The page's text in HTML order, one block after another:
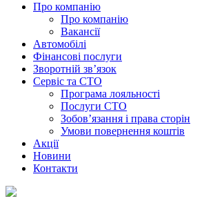
Про компанію
Про компанію
Вакансії
Автомобілі
Фінансові послуги
Зворотній зв’язок
Cервіс та СТО
Програма лояльності
Послуги СТО
Зобов’язання і права сторін
Умови повернення коштів
Акції
Новини
Контакти